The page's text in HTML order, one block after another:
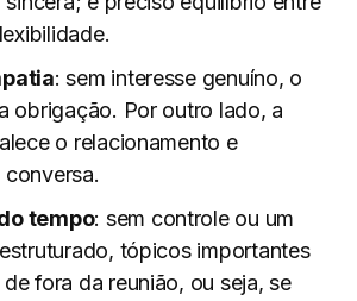
: sem interesse genuíno, o
obrigação. Por outro lado, a
o relacionamento e
tempo: sem controle ou um
tópicos importantes
fora da reunião, ou seja, se